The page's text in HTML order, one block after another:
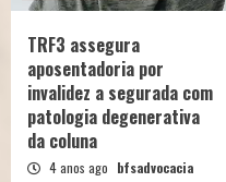
TRF3 assegura
aposentadoria por
invalidez a segurada com
patologia degenerativa
da coluna
4 anos ago bfsadvocacia